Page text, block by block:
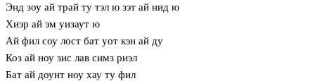
Энд зоу ай трай ту тэл ю зэт ай нид ю
Хиэр ай эм уизаут ю
Ай фил соу лост бат уот кэн ай ду
Коз ай ноу зис лав симз риэл
Бат ай доунт ноу хау ту фил